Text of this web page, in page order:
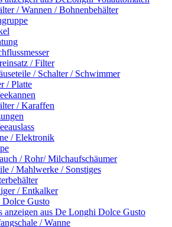
/ Wannen / Bohnenbehälter
/ Filter
/ Schalter / Schwimmer
/ Platte
/ Karaffen
/ Elektronik
/ Rohr/ Milchaufschäumer
/ Mahlwerke / Sonstiges
/ Entkalker
Gusto
anzeigen aus De Longhi Dolce Gusto
/ Wanne